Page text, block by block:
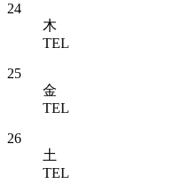
24
木
TEL
25
金
TEL
26
土
TEL